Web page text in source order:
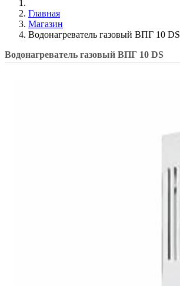
Главная
Магазин
Водонагреватель газовый ВПГ 10 DS
Водонагреватель газовый ВПГ 10 DS